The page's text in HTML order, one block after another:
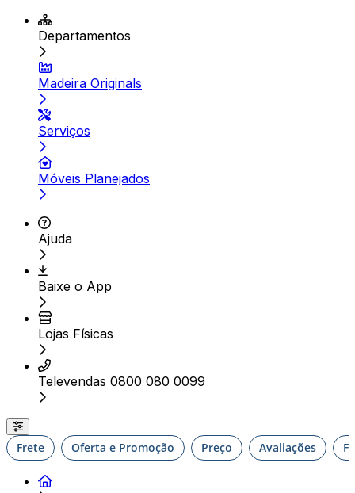
Departamentos
Madeira Originals
Serviços
Móveis Planejados
Ajuda
Baixe o App
Lojas Físicas
Televendas 0800 080 0099
Frete Oferta e Promoção Preço Avaliações